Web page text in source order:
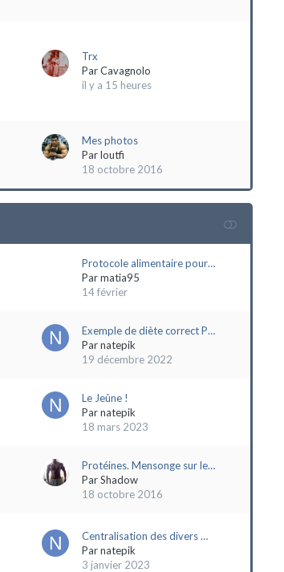
Trx
ParCavagnolo
il y a 15 heures
Mes photos
Parloutfi
18 octobre 2016
Protocole alimentaire pour…
Parmatia95
14 février
Exemple de diète correct P…
Parnatepik
19 décembre 2022
Le Jeûne !
Parnatepik
18 mars 2023
Protéines. Mensonge sur le…
ParShadow
18 octobre 2016
Centralisation des divers …
Parnatepik
3 janvier 2023